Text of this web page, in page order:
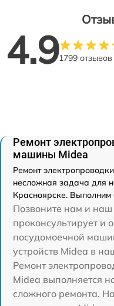
4.91799 отзывов
Ремонт
машины Midea
Ремонт
несложная задача для
Красноярске. Выполним
Позвоните нам и наш
проконсультирует и
посудомоечной
устройств Midea в
Ремонт
Midea выполняется
сложного ремонта.